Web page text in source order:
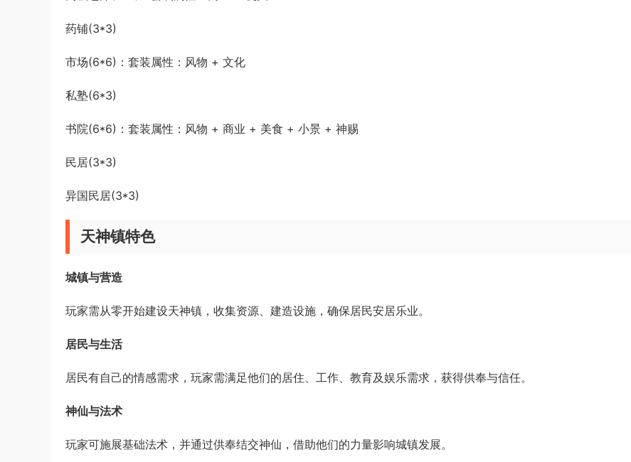
药铺(3*3)
市场(6*6)：套装属性：风物 + 文化
私塾(6*3)
书院(6*6)：套装属性：风物 + 商业 + 美食 + 小景 + 神赐
民居(3*3)
异国民居(3*3)
天神镇特色
城镇与营造
玩家需从零开始建设天神镇，收集资源、建造设施，确保居民安居乐业。
居民与生活
居民有自己的情感需求，玩家需满足他们的居住、工作、教育及娱乐需求，获得供奉与信任。
神仙与法术
玩家可施展基础法术，并通过供奉结交神仙，借助他们的力量影响城镇发展。